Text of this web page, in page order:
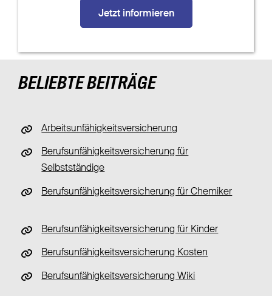
Jetzt informieren
BELIEBTE BEITRÄGE
Arbeitsunfähigkeitsversicherung
Berufsunfähigkeitsversicherung für
Selbstständige
Berufsunfähigkeitsversicherung für Chemiker
Berufsunfähigkeitsversicherung für Kinder
Berufsunfähigkeitsversicherung Kosten
Berufsunfähigkeitsversicherung Wiki